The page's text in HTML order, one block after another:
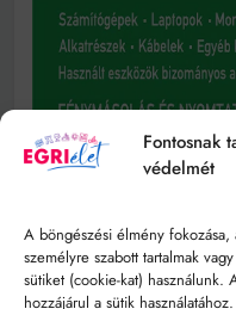
Fontosnak
védelmét
A böngészési élmény
személyre szabott tartalmak
sütiket (cookie-kat) használunk.
hozzájárul a sütik használatához.